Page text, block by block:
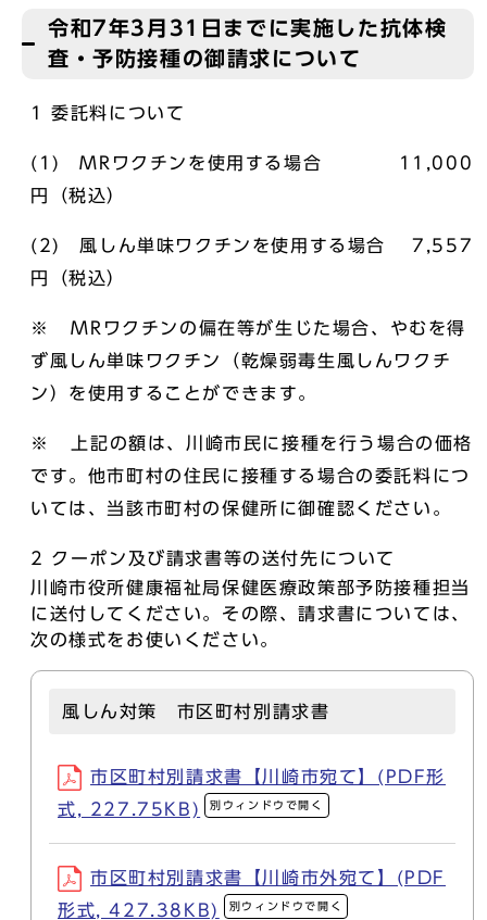
令和7年3月31日までに実施した抗体検
査・予防接種の御請求について
1 委託料について
(1) MRワクチンを使用する場合 11,000
円（税込）
(2) 風しん単味ワクチンを使用する場合 7,557
円（税込）
※ MRワクチンの偏在等が生じた場合、やむを得
ず風しん単味ワクチン（乾燥弱毒生風しんワクチ
ン）を使用することができます。
※ 上記の額は、川崎市民に接種を行う場合の価格
です。他市町村の住民に接種する場合の委託料につ
いては、当該市町村の保健所に御確認ください。
2 クーポン及び請求書等の送付先について
川崎市役所健康福祉局保健医療政策部予防接種担当
に送付してください。その際、請求書については、
次の様式をお使いください。
風しん対策 市区町村別請求書
市区町村別請求書【川崎市宛て】(PDF形
式, 227.75KB)
別ウィンドウで開く
市区町村別請求書【川崎市外宛て】(PDF
形式, 427.38KB)
別ウィンドウで開く